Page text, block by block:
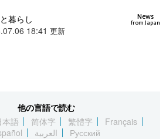
Русский
News
from Japan
暮らし
18:41 更新
他の言語で読む
本語 简体字 繁體字
Français
العربية Русский